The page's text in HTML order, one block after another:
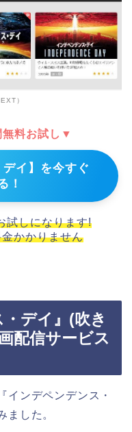
）
料お試し▼
イ】を今すぐ
！
しになります!
かかりません
デイ』(吹き
配信サービス
インデペンデンス・
ました。